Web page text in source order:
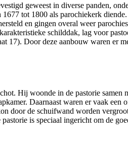
geweest in diverse panden,
tot 1800 als parochiekerk
en gingen overal weer
schilddak, lag voor
17). Door deze aanbouw waren er
Hij woonde in de pastorie samen
Daarnaast waren er vaak
door de schuifwand worden
is speciaal ingericht om de